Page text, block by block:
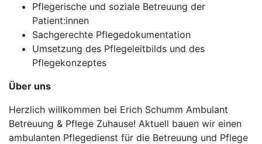
Pflegerische und soziale Betreuung der
Patient:innen
Sachgerechte Pflegedokumentation
Umsetzung des Pflegeleitbilds und des
Pflegekonzeptes
Über uns
Herzlich willkommen bei Erich Schumm Ambulant
Betreuung & Pflege Zuhause! Aktuell bauen wir einen
ambulanten Pflegedienst für die Betreuung und Pflege